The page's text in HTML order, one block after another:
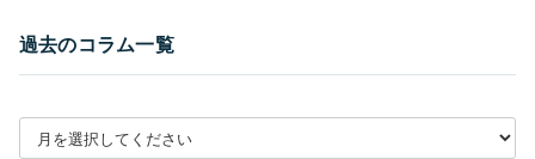
過去のコラム一覧
月別アーカイブを選択